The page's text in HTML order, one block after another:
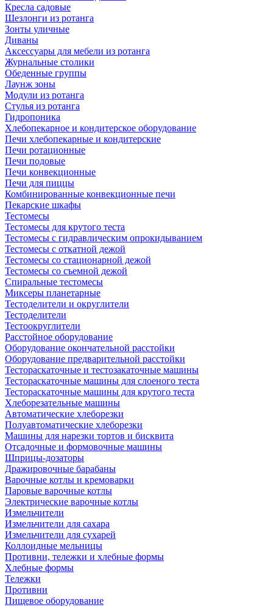
Кресла садовые
Шезлонги из ротанга
Зонты уличные
Диваны
Аксессуары для мебели из ротанга
Журнальные столики
Обеденные группы
Лаунж зоны
Модули из ротанга
Стулья из ротанга
Гидропоника
Хлебопекарное и кондитерское оборудование
Печи хлебопекарные и кондитерские
Печи ротационные
Печи подовые
Печи конвекционные
Печи для пиццы
Комбинированные конвекционные печи
Пекарские шкафы
Тестомесы
Тестомесы для крутого теста
Тестомесы с гидравлическим опрокидыванием
Тестомесы с откатной дежой
Тестомесы со стационарной дежой
Тестомесы со съемной дежой
Спиральные тестомесы
Миксеры планетарные
Тестоделители и округлители
Тестоделители
Тестоокруглители
Расстойное оборудование
Оборудование окончательной расстойки
Оборудование предварительной расстойки
Тестораскаточные и тестозакаточные машины
Тестораскаточные машины для слоеного теста
Тестораскаточные машины для крутого теста
Хлеборезательные машины
Автоматические хлеборезки
Полуавтоматические хлеборезки
Машины для нарезки тортов и бисквита
Отсадочные и формовочные машины
Шприцы-дозаторы
Дражировочные барабаны
Варочные котлы и кремоварки
Паровые варочные котлы
Электрические варочные котлы
Измельчители
Измельчители для сахара
Измельчители для сухарей
Коллоидные мельницы
Противни, тележки и хлебные формы
Хлебные формы
Тележки
Противни
Пищевое оборудование